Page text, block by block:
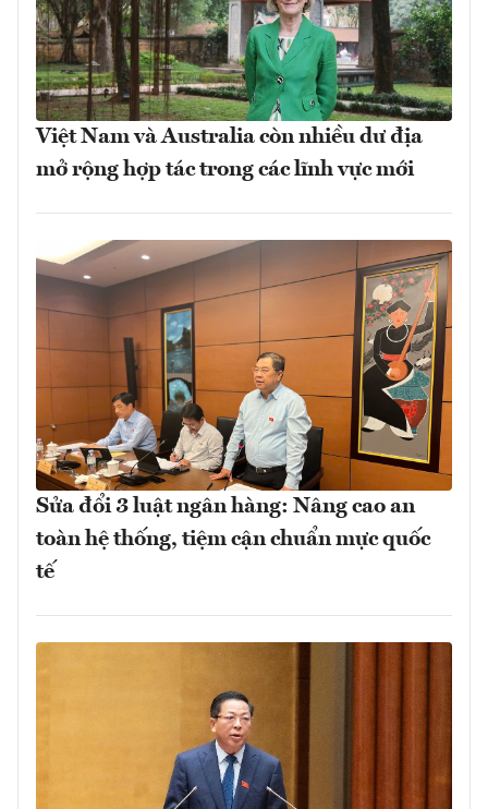
Việt Nam và Australia còn nhiều dư địa
mở rộng hợp tác trong các lĩnh vực mới
Sửa đổi 3 luật ngân hàng: Nâng cao an
toàn hệ thống, tiệm cận chuẩn mực quốc
tế